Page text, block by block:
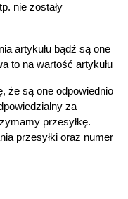
nie zostały
artykułu bądź są one
to na wartość artykułu
że są one odpowiednio
za
przesyłkę.
przesyłki oraz numer